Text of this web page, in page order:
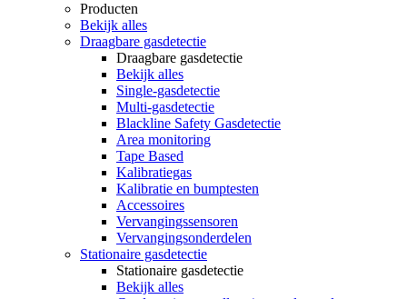
Producten
Bekijk alles
Draagbare gasdetectie
Draagbare gasdetectie
Bekijk alles
Single-gasdetectie
Multi-gasdetectie
Blackline Safety Gasdetectie
Area monitoring
Tape Based
Kalibratiegas
Kalibratie en bumptesten
Accessoires
Vervangingssensoren
Vervangingsonderdelen
Stationaire gasdetectie
Stationaire gasdetectie
Bekijk alles